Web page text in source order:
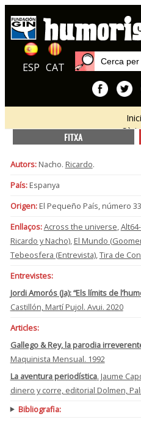
ESP CAT
Inici
FITXA
Autors:Nacho. Ricardo.
País:Espanya
Origen:El Pequeño País, número
Enllaços:Across the universe,
Ricardo y Nacho), El Mundo
Tebeosfera (Entrevista),Tira de
Entrevistes:
Jordi Amorós (Ja): “Els límits de
Castillón, Martí Pujol. Avui. 2020
Articles:
Gallego & Rey, la parodia
Maquinista Mensual. 1992
La aventura periodística. Jaume
dinero y corre, editorial Dolmen,
Bibliografia: